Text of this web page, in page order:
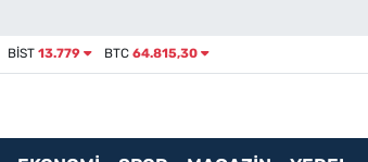
BİST13.779 BTC 64.815,30